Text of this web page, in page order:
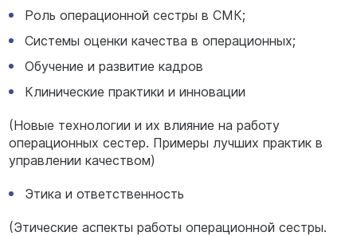
Роль операционной сестры в СМК;
Системы оценки качества в операционных;
Обучение и развитие кадров
Клинические практики и инновации
(Новые технологии и их влияние на работу
операционных сестер. Примеры лучших практик в
управлении качеством)
Этика и ответственность
(Этические аспекты работы операционной сестры.